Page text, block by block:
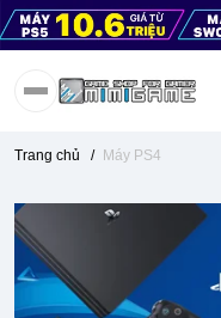
Trang chủ / Máy PS4